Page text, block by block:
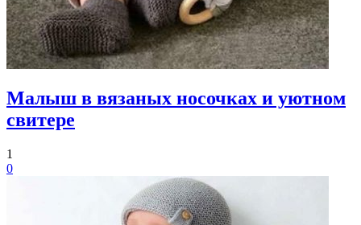
Малыш в вязаных носочках и уютном
свитере
1
0